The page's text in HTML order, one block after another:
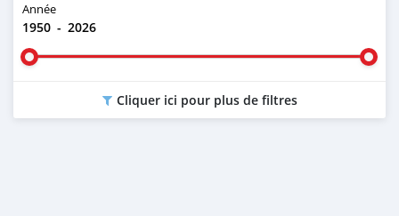
Année
1950 - 2026
Cliquer ici pour plus de filtres